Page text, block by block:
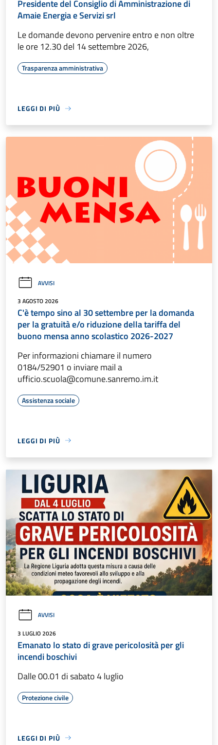
Presidente del Consiglio di Amministrazione di
Amaie Energia e Servizi srl
Le domande devono pervenire entro e non oltre
le ore 12.30 del 14 settembre 2026,
Trasparenza amministrativa
LEGGI DI PIÙ
AVVISI
3 AGOSTO 2026
C'è tempo sino al 30 settembre per la domanda
per la gratuità e/o riduzione della tariffa del
buono mensa anno scolastico 2026-2027
Per informazioni chiamare il numero
0184/52901 o inviare mail a
ufficio.scuola@comune.sanremo.im.it
Assistenza sociale
LEGGI DI PIÙ
AVVISI
3 LUGLIO 2026
Emanato lo stato di grave pericolosità per gli
incendi boschivi
Dalle 00.01 di sabato 4 luglio
Protezione civile
LEGGI DI PIÙ